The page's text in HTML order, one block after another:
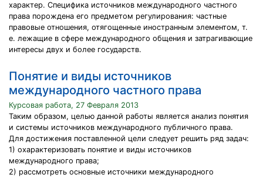
характер. Специфика источников международного частного
права порождена его предметом регулирования: частные
правовые отношения, отягощенные иностранным элементом, т.
е. лежащие в сфере международного общения и затрагивающие
интересы двух и более государств.
Понятие и виды источников
международного частного права
Курсовая работа, 27 Февраля 2013
Таким образом, целью данной работы является анализ понятия
и системы источников международного публичного права.
Для достижения поставленной цели следует решить ряд задач:
1) охарактеризовать понятие и виды источников
международного права;
2) рассмотреть основные источники международного